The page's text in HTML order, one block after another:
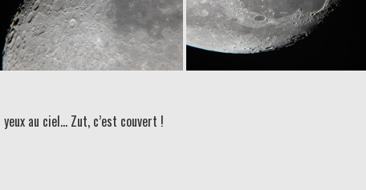
yeux au ciel… Zut, c’est couvert !